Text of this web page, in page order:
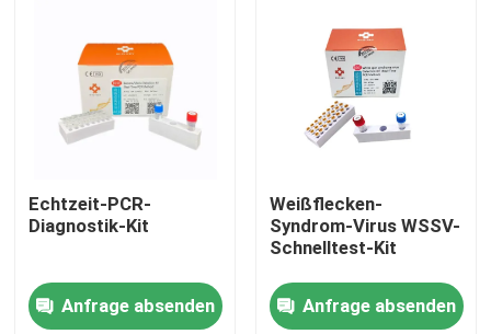
Videos
Echtzeit-PCR-
Diagnostik-Kit
Anfrage absenden
Weißflecken-
Syndrom-Virus WSSV-
Schnelltest-Kit
Anfrage absenden